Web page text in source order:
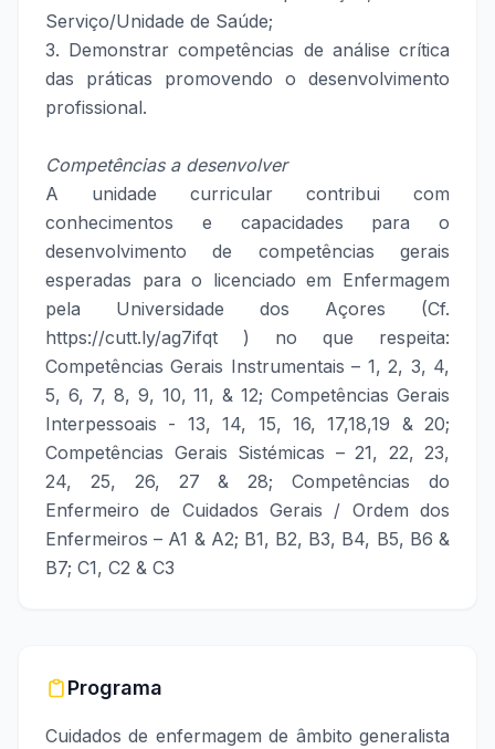
Serviço/Unidade de Saúde;
3. Demonstrar competências de análise crítica
das práticas promovendo o desenvolvimento
profissional.
Competências a desenvolver
A unidade curricular contribui com
conhecimentos e capacidades para o
desenvolvimento de competências gerais
esperadas para o licenciado em Enfermagem
pela Universidade dos Açores (Cf.
https://cutt.ly/ag7ifqt ) no que respeita:
Competências Gerais Instrumentais – 1, 2, 3, 4,
5, 6, 7, 8, 9, 10, 11, & 12; Competências Gerais
Interpessoais - 13, 14, 15, 16, 17,18,19 & 20;
Competências Gerais Sistémicas – 21, 22, 23,
24, 25, 26, 27 & 28; Competências do
Enfermeiro de Cuidados Gerais / Ordem dos
Enfermeiros – A1 & A2; B1, B2, B3, B4, B5, B6 &
B7; C1, C2 & C3
Programa
Cuidados de enfermagem de âmbito generalista